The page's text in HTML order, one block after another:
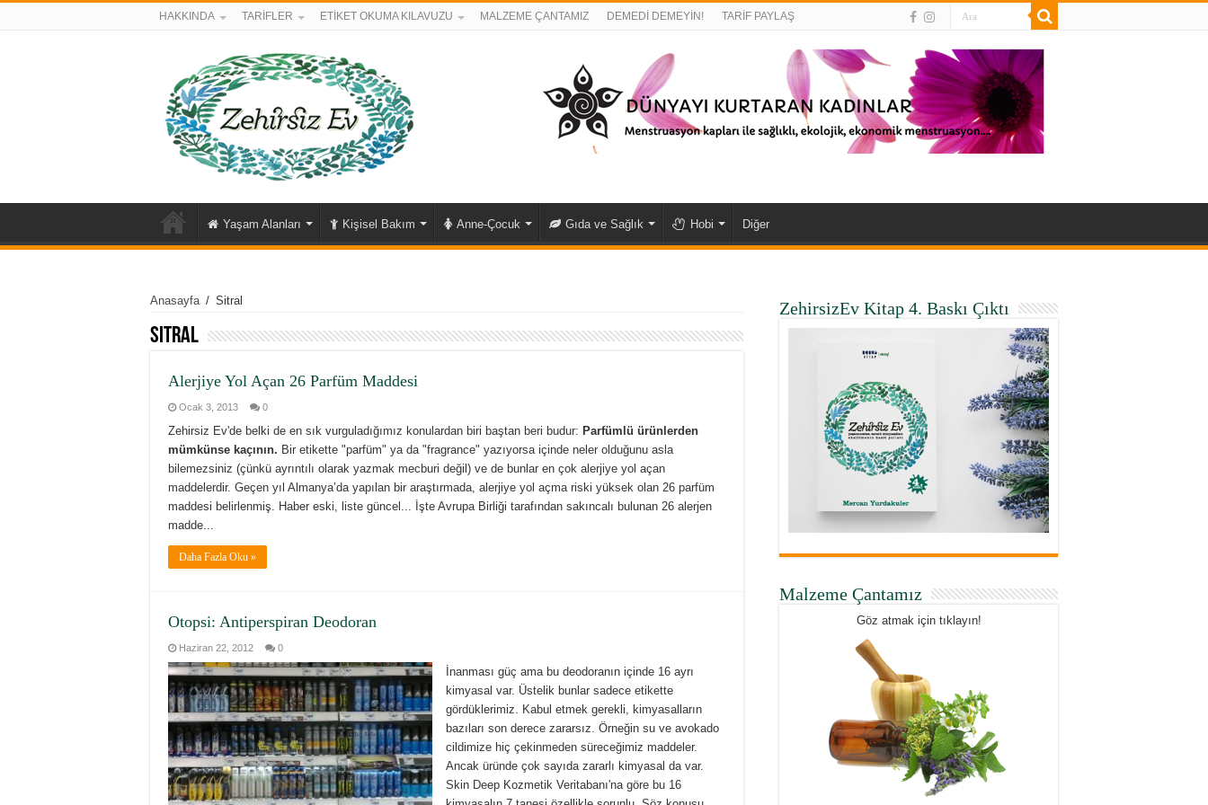
HAKKINDA TARİFLER ETİKET OKUMA KILAVUZU MALZEME ÇANTAMIZ DEMEDİ DEMEYİN! TARİF PAYLAŞ
Yaşam Alanları Kişisel Bakım Anne-Çocuk Gıda ve Sağlık Hobi Diğer
Anasayfa / Sitral
Sitral
Alerjiye Yol Açan 26 Parfüm Maddesi
Ocak 3, 2013 0
Zehirsiz Ev'de belki de en sık vurguladığımız konulardan biri baştan beri budur: Parfümlü ürünlerden
mümkünse kaçının. Bir etikette "parfüm" ya da "fragrance" yazıyorsa içinde neler olduğunu asla
bilemezsiniz (çünkü ayrıntılı olarak yazmak mecburi değil) ve de bunlar en çok alerjiye yol açan
maddelerdir. Geçen yıl Almanya’da yapılan bir araştırmada, alerjiye yol açma riski yüksek olan 26 parfüm
maddesi belirlenmiş. Haber eski, liste güncel... İşte Avrupa Birliği tarafından sakıncalı bulunan 26 alerjen
madde...
Daha Fazla Oku »
Otopsi: Antiperspiran Deodoran
Haziran 22, 2012 0
İnanması güç ama bu deodoranın içinde 16 ayrı
kimyasal var. Üstelik bunlar sadece etikette
gördüklerimiz. Kabul etmek gerekli, kimyasalların
bazıları son derece zararsız. Örneğin su ve avokado
cildimize hiç çekinmeden süreceğimiz maddeler.
Ancak üründe çok sayıda zararlı kimyasal da var.
Skin Deep Kozmetik Veritabanı'na göre bu 16
ZehirsizEv Kitap 4. Baskı Çıktı
Malzeme Çantamız
Göz atmak için tıklayın!